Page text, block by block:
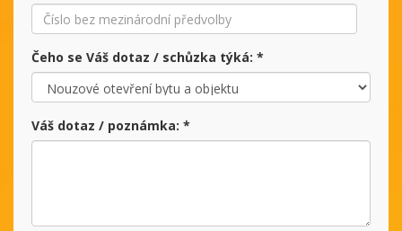
Čeho se Váš dotaz / schůzka týká: *
Váš dotaz / poznámka: *